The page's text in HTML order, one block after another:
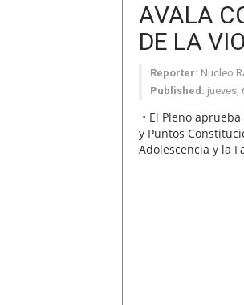
AVALA
DE LA
Reporter: Nucleo
Published: jueves,
• El Pleno
y Puntos
Adolescencia y la